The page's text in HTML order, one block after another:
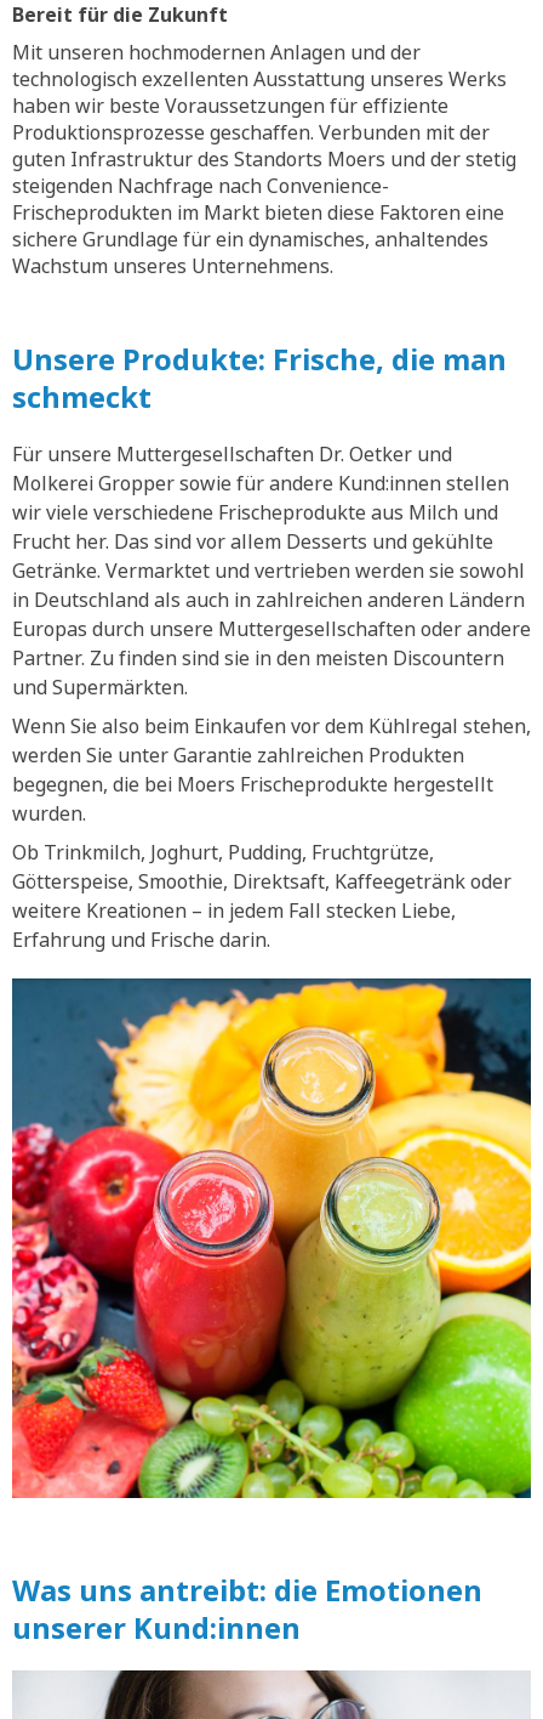
Bereit für die Zukunft
Mit unseren hochmodernen Anlagen und der
technologisch exzellenten Ausstattung unseres Werks
haben wir beste Voraussetzungen für effiziente
Produktionsprozesse geschaffen. Verbunden mit der
guten Infrastruktur des Standorts Moers und der stetig
steigenden Nachfrage nach Convenience-
Frischeprodukten im Markt bieten diese Faktoren eine
sichere Grundlage für ein dynamisches, anhaltendes
Wachstum unseres Unternehmens.
Unsere Produkte: Frische, die man
schmeckt
Für unsere Muttergesellschaften Dr. Oetker und
Molkerei Gropper sowie für andere Kund:innen stellen
wir viele verschiedene Frischeprodukte aus Milch und
Frucht her. Das sind vor allem Desserts und gekühlte
Getränke. Vermarktet und vertrieben werden sie sowohl
in Deutschland als auch in zahlreichen anderen Ländern
Europas durch unsere Muttergesellschaften oder andere
Partner. Zu finden sind sie in den meisten Discountern
und Supermärkten.
Wenn Sie also beim Einkaufen vor dem Kühlregal stehen,
werden Sie unter Garantie zahlreichen Produkten
begegnen, die bei Moers Frischeprodukte hergestellt
wurden.
Ob Trinkmilch, Joghurt, Pudding, Fruchtgrütze,
Götterspeise, Smoothie, Direktsaft, Kaffeegetränk oder
weitere Kreationen – in jedem Fall stecken Liebe,
Erfahrung und Frische darin.
Was uns antreibt: die Emotionen
unserer Kund:innen